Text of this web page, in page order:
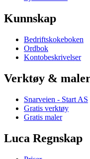
Kunnskap
Bedriftskokeboken
Ordbok
Kontobeskrivelser
Verktøy &
Snarveien - Start AS
Gratis verktøy
Gratis maler
Luca Regnskap